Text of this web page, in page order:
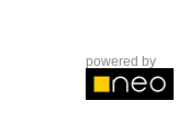
powered by